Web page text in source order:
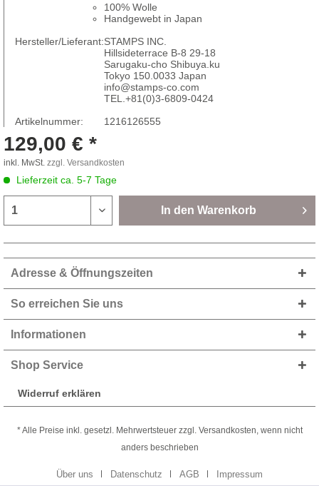
100% Wolle
Handgewebt in Japan
Hersteller/Lieferant:STAMPS INC.
Hillsideterrace B-8 29-18
Sarugaku-cho Shibuya.ku
Tokyo 150.0033 Japan
info@stamps-co.com
TEL.+81(0)3-6809-0424
Artikelnummer:
1216126555
129,00 € *
inkl. MwSt. zzgl. Versandkosten
Lieferzeit ca. 5-7 Tage
In den Warenkorb
Adresse & Öffnungszeiten
So erreichen Sie uns
Informationen
Shop Service
Widerruf erklären
* Alle Preise inkl. gesetzl. Mehrwertsteuer zzgl. Versandkosten, wenn nicht
anders beschrieben
Über uns Datenschutz AGB Impressum